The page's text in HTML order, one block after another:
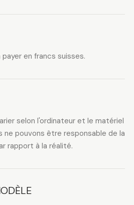
en francs suisses.
selon l'ordinateur et le matériel
ne pouvons être responsable de la
rapport à la réalité.